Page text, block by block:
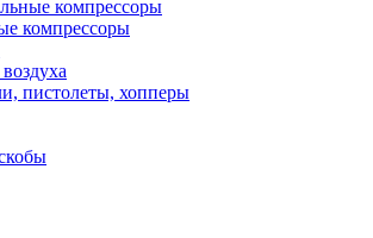
компрессоры
компрессоры
пистолеты, хопперы